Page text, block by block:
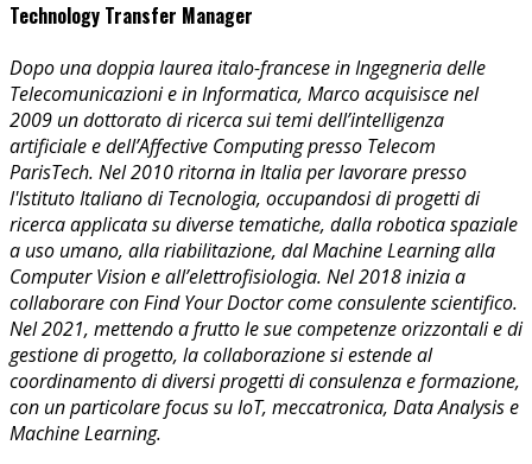
Technology Transfer Manager
Dopo una doppia laurea italo-francese in Ingegneria delle
Telecomunicazioni e in Informatica, Marco acquisisce nel
2009 un dottorato di ricerca sui temi dell’intelligenza
artificiale e dell’Affective Computing presso Telecom
ParisTech. Nel 2010 ritorna in Italia per lavorare presso
l'Istituto Italiano di Tecnologia, occupandosi di progetti di
ricerca applicata su diverse tematiche, dalla robotica spaziale
a uso umano, alla riabilitazione, dal Machine Learning alla
Computer Vision e all’elettrofisiologia. Nel 2018 inizia a
collaborare con Find Your Doctor come consulente scientifico.
Nel 2021, mettendo a frutto le sue competenze orizzontali e di
gestione di progetto, la collaborazione si estende al
coordinamento di diversi progetti di consulenza e formazione,
con un particolare focus su IoT, meccatronica, Data Analysis e
Machine Learning.